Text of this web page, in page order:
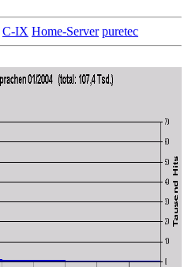
C-IX Home-Server puretec